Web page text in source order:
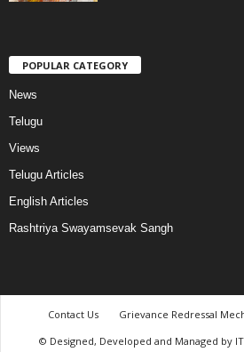
POPULAR CATEGORY
News
Telugu
Views
Telugu Articles
English Articles
Rashtriya Swayamsevak Sangh
Contact Us Grievance Redressal
© Designed, Developed and Managed by